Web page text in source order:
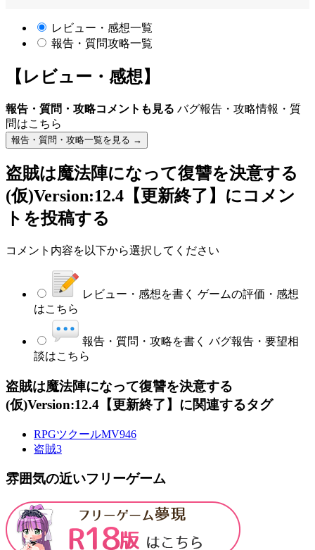
レビュー・感想一覧
報告・質問攻略一覧
【レビュー・感想】
報告・質問・攻略コメントも見る バグ報告・攻略情報・質
問はこちら
報告・質問・攻略一覧を見る →
盗賊は魔法陣になって復讐を決意する
(仮)Version:12.4【更新終了】 にコメン
トを投稿する
コメント内容を以下から選択してください
レビュー・感想を書く ゲームの評価・感想
はこちら
報告・質問・攻略を書く バグ報告・要望相
談はこちら
盗賊は魔法陣になって復讐を決意する
(仮)Version:12.4【更新終了】に関連するタグ
RPGツクールMV946
盗賊3
雰囲気の近いフリーゲーム